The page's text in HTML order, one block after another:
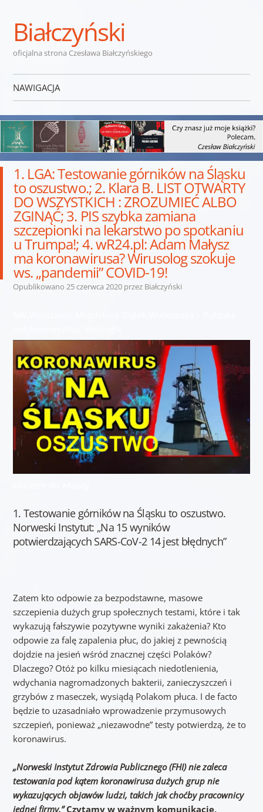
Białczyński
oficjalna strona Czesława Białczyńskiego
NAWIGACJA
1. LGA: Testowanie górników na Śląsku
to oszustwo.; 2. Klara B. LIST OTWARTY
DO WSZYSTKICH : ZROZUMIEĆ ALBO
ZGINĄĆ; 3. PIS szybka zamiana
szczepionki na lekarstwo po spotkaniu
u Trumpa!; 4. wR24.pl: Adam Małysz
ma koronawirusa? Wirusolog szokuje
ws. „pandemii” COVID-19!
Opublikowano 25 czerwca 2020przez Białczyński
1. Testowanie górników na Śląsku to oszustwo.
Norweski Instytut: „Na 15 wyników
potwierdzających SARS-CoV-2 14 jest błędnych”
Zatem kto odpowie za bezpodstawne, masowe
szczepienia dużych grup społecznych testami, które i tak
wykazują fałszywie pozytywne wyniki zakażenia? Kto
odpowie za falę zapalenia płuc, do jakiej z pewnością
dojdzie na jesień wśród znacznej części Polaków?
Dlaczego? Otóż po kilku miesiącach niedotlenienia,
wdychania nagromadzonych bakterii, zanieczyszczeń i
grzybów z maseczek, wysiądą Polakom płuca. I de facto
będzie to uzasadniało wprowadzenie przymusowych
szczepień, ponieważ „niezawodne” testy potwierdzą, że to
koronawirus.
„Norweski Instytut Zdrowia Publicznego (FHI) nie zaleca
testowania pod kątem koronawirusa dużych grup nie
wykazujących objawów ludzi, takich jak choćby pracownicy
jednej firmy.”Czytamy w ważnym komunikacie,